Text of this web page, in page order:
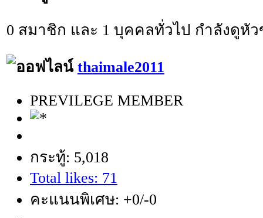
0 สมาชิก และ 1 บุคคลทั่วไป กำลังดูหั
thaimale2011
PREVILEGE MEMBER
กระทู้: 5,018
Total likes: 71
คะแนนพิเศษ: +0/-0